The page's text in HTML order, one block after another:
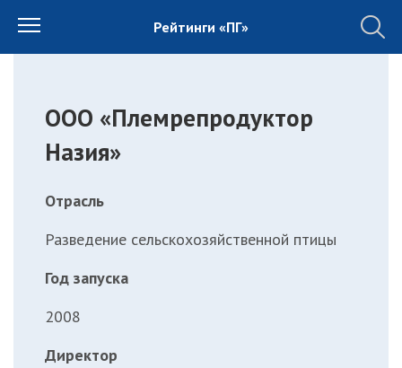
Рейтинги «ПГ»
ООО «Племрепродуктор
Назия»
Отрасль
Разведение сельскохозяйственной птицы
Год запуска
2008
Директор